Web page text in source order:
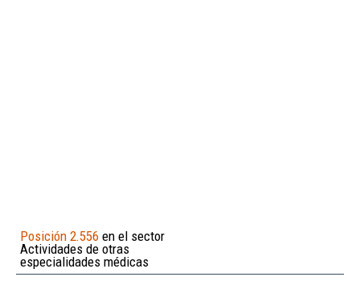
Posición 2.556 en el sector
Actividades de otras
especialidades médicas